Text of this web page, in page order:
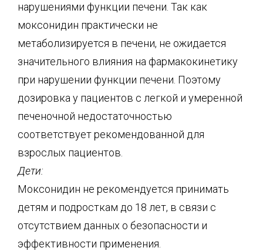
нарушениями функции печени. Так как
моксонидин практически не
метаболизируется в печени, не ожидается
значительного влияния на фармакокинетику
при нарушении функции печени. Поэтому
дозировка у пациентов с легкой и умеренной
печеночной недостаточностью
соответствует рекомендованной для
взрослых пациентов.
Дети:
Моксонидин не рекомендуется принимать
детям и подросткам до 18 лет, в связи с
отсутствием данных о безопасности и
эффективности применения.